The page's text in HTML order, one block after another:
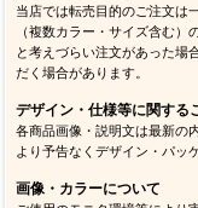
当店では転売目的のご注文は
（複数カラー・サイズ含む
と考えづらい注文があった場
だく場合があります。
デザイン・仕様等に関する
各商品画像・説明文は最新の
より予告なくデザイン・パッ
画像・カラーについて